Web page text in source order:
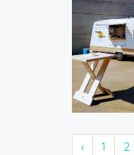
‹ 1 2